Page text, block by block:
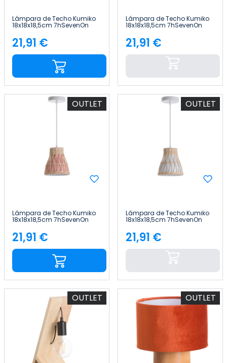
Lámpara de Techo Kumiko
18x18x18,5cm 7hSevenOn
Precio
21,91 €
Lámpara de Techo Kumiko
18x18x18,5cm 7hSevenOn
Precio
21,91 €
OUTLET
Lámpara de Techo Kumiko
18x18x18,5cm 7hSevenOn
Precio
21,91 €
OUTLET
Lámpara de Techo Kumiko
18x18x18,5cm 7hSevenOn
Precio
21,91 €
OUTLET OUTLET